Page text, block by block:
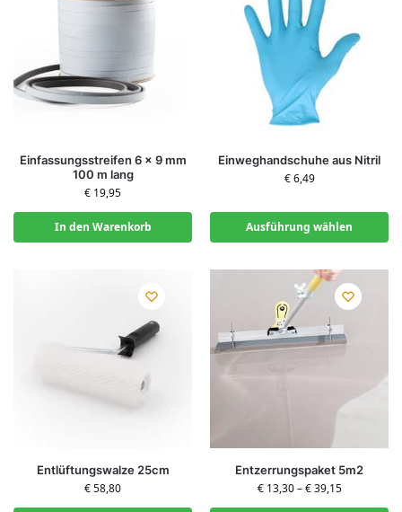
Einfassungsstreifen 6 x 9 mm
100 m lang
€ 19,95
In den Warenkorb
Einweghandschuhe aus Nitril
€6,49
Ausführung wählen
Entlüftungswalze 25cm
€58,80
Entzerrungspaket 5m2
€13,30–€39,15